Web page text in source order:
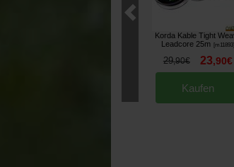
Korda Kable Tight
Leadcore 25m
m11893]
29,90€ 23,90€
Kaufen